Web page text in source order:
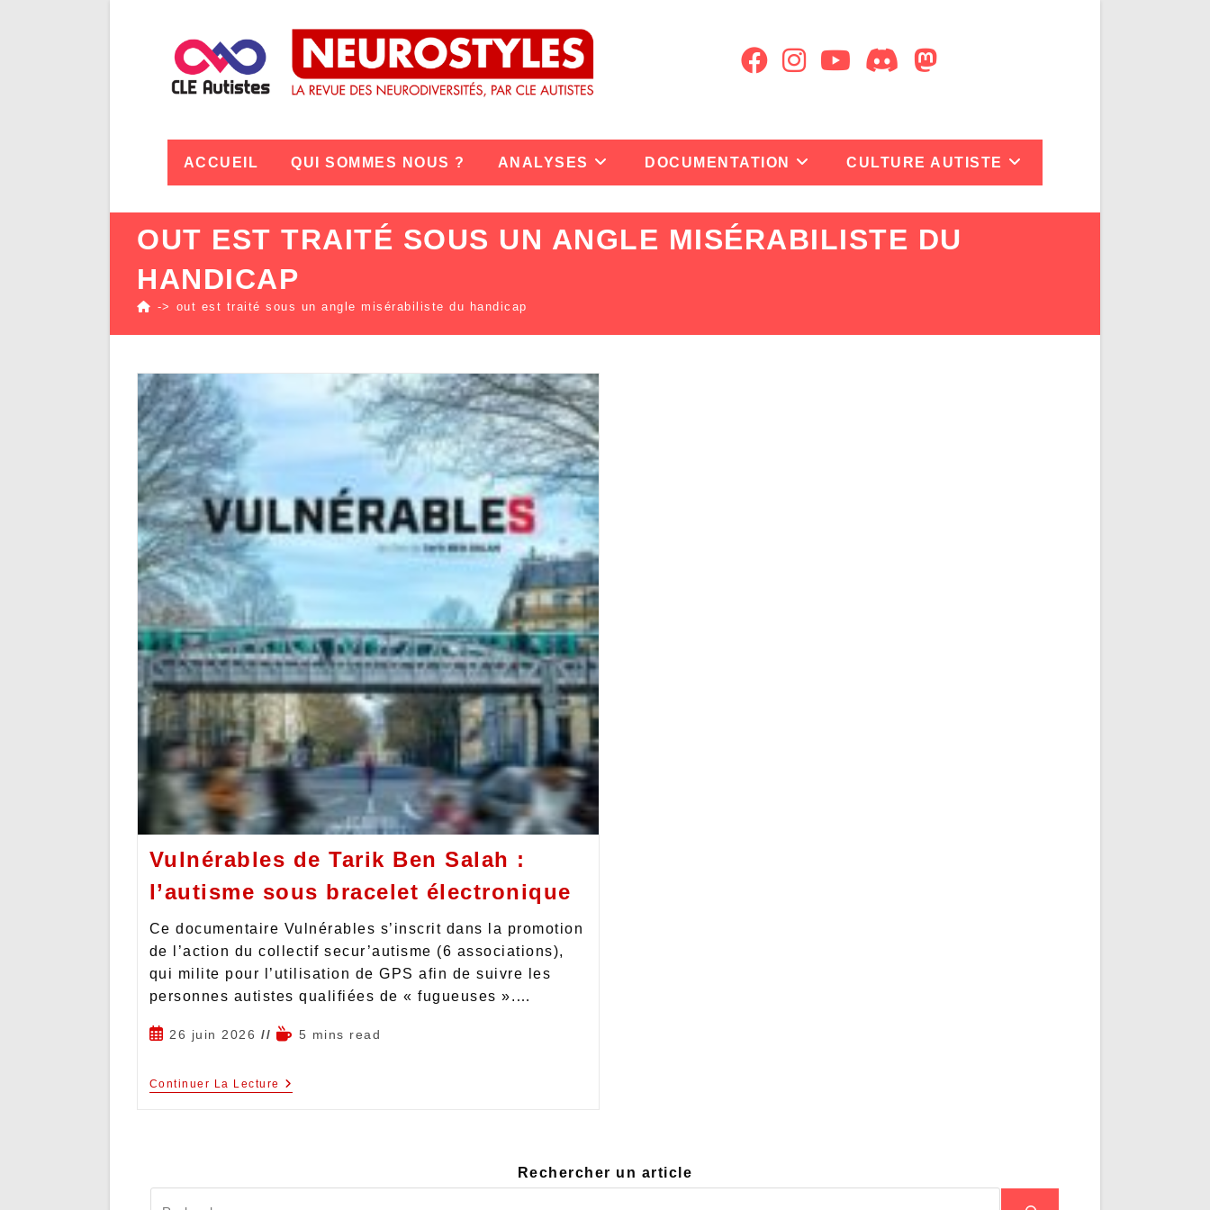
ACCUEIL QUI SOMMES NOUS ? ANALYSES DOCUMENTATION CULTURE AUTISTE
OUT EST TRAITÉ SOUS UN ANGLE MISÉRABILISTE DU
HANDICAP
-> out est traité sous un angle misérabiliste du handicap
Vulnérables de Tarik Ben Salah :
l’autisme sous bracelet électronique
Ce documentaire Vulnérables s’inscrit dans la promotion
de l’action du collectif secur’autisme (6 associations),
qui milite pour l’utilisation de GPS afin de suivre les
personnes autistes qualifiées de « fugueuses ».…
26 juin 2026 5 mins read
Continuer La Lecture
Rechercher un article